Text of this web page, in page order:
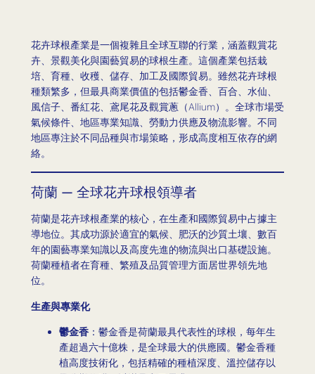
花卉球根產業是一個複雜且全球互聯的行業，涵蓋觀賞花
卉、景觀美化與園藝貿易的球根生產。這個產業包括栽
培、育種、收穫、儲存、加工及國際貿易。雖然花卉球根
種類繁多，但最具商業價值的包括鬱金香、百合、水仙、
風信子、番紅花、鳶尾花及觀賞蔥（Allium）。全球市場受
氣候條件、地區專業知識、勞動力供應及物流影響。不同
地區專注於不同品種與市場策略，形成高度相互依存的網
絡。
荷蘭 — 全球花卉球根領導者
荷蘭是花卉球根產業的核心，在生產和國際貿易中占據主
導地位。其成功源於適宜的氣候、肥沃的沙質土壤、數百
年的園藝專業知識以及高度先進的物流與出口基礎設施。
荷蘭種植者在育種、繁殖及品質管理方面居世界領先地
位。
生產與專業化
鬱金香：鬱金香是荷蘭最具代表性的球根，每年生
產超過六十億株，是全球最大的供應國。鬱金香種
植高度技術化，包括精確的種植深度、溫控儲存以